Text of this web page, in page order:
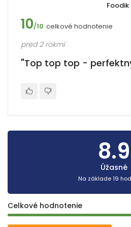
Foodik
10/10 celkové hodnotenie
pred 2 rokmi
"Top top top -
8.9
Úžasné
Na základe 19
Celkové hodnotenie